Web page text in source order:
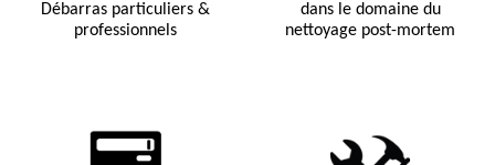
Débarras particuliers &
professionnels
dans le domaine du
nettoyage post-mortem